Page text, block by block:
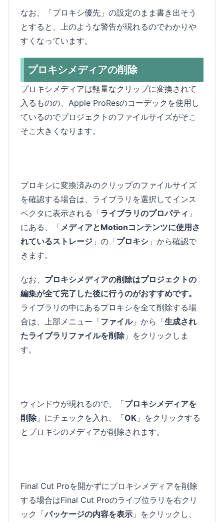
なお、「プロキシ優先」の設定のまま書き出そう
とすると、上のような警告が現れるのでわかりや
すくなっています。
プロキシメディアの削除
プロキシメディアは軽量なクリップに変換されて
入るものの、Apple ProResのコーデックを使用し
ているのでプロジェクトのファイルサイズがそこ
そこ大きくなります。
プロキシに変換済みのクリップのファイルサイズ
を確認する場合は、ライブラリを選択してインス
ペクタに表示される「ライブラリのプロパティ 」
にある、「 メディアとMotionコンテンツに使用さ
れているストレージ 」の「プロキシ 」から確認で
きます。
なお、 プロキシメディアの削除はプロジェクトの
編集が全て完了した後に行うのがおすすめです。
ライブラリの中にあるプロキシを全て削除する場
合は、上部メニュー「ファイル」から「生成され
たライブラリファイルを削除」をクリックしま
す。
ウィンドウが現れるので、「プロキシメディアを
削除」にチェックを入れ、「OK 」をクリックする
とプロキシのメディアが削除されます。
Final Cut Proを開かずにプロキシメディアを削除
する場合はFinal Cut Proのライブ位ラリを右クリ
ック「パッケージの内容を表示 」をクリックし、